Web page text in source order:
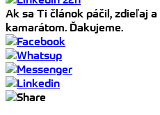
Ak sa Ti článok páčil, zdieľaj
kamarátom. Ďakujeme.